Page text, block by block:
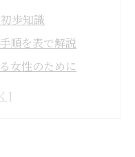
歩知識
順を表で解説
女性のために
を始めるコツ